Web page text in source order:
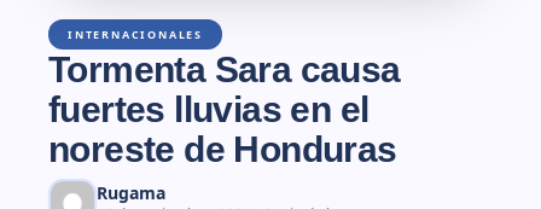
INTERNACIONALES
Tormenta Sara causa
fuertes lluvias en el
noreste de Honduras
Rugama